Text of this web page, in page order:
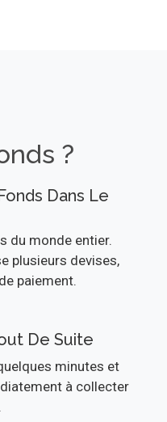
?
Dans Le
du monde entier.
plusieurs devises,
paiement.
De Suite
minutes et
à collecter